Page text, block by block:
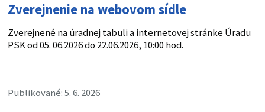
Zverejnenie na webovom sídle
Zverejnené na úradnej tabuli a internetovej stránke Úradu
PSK od 05. 06.2026 do 22.06.2026, 10:00 hod.
Publikované: 5. 6. 2026